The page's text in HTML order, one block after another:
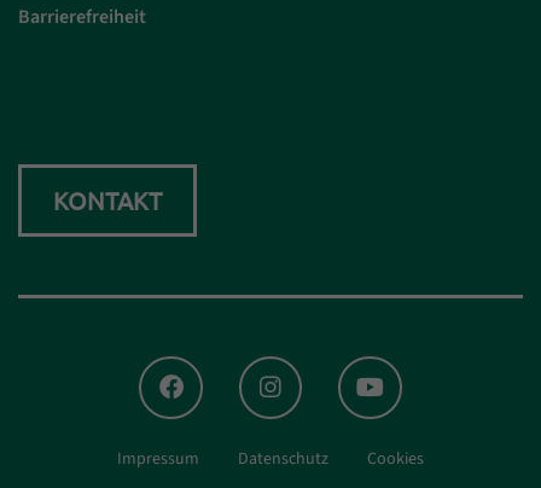
Barrierefreiheit
KONTAKT
FACEBOOKINSTAGRAMYOUTUBE
Impressum Datenschutz Cookies